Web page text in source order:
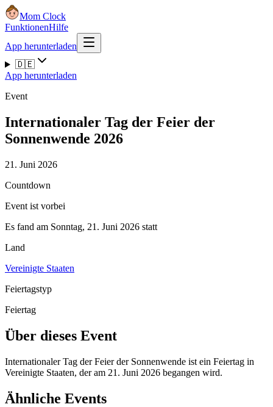
Mom Clock
FunktionenHilfe
App herunterladen
🇩🇪
App herunterladen
Event
Internationaler Tag der Feier der
Sonnenwende 2026
21. Juni 2026
Countdown
Event ist vorbei
Es fand am Sonntag, 21. Juni 2026 statt
Land
Vereinigte Staaten
Feiertagstyp
Feiertag
Über dieses Event
Internationaler Tag der Feier der Sonnenwende ist ein Feiertag in
Vereinigte Staaten, der am 21. Juni 2026 begangen wird.
Ähnliche Events